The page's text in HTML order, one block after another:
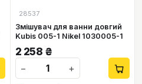
28537
Змішувач для ванни довгий
Kubis 005-1 Nikel 1030005-1
2 258 ₴
−
+